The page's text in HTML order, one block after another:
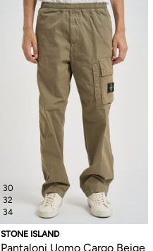
30
32
34
STONE ISLAND
Pantaloni Uomo Cargo Beige